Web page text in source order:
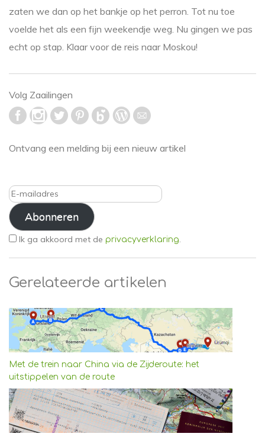
zaten we dan op het bankje op het perron. Tot nu toe
voelde het als een fijn weekendje weg. Nu gingen we pas
echt op stap. Klaar voor de reis naar Moskou!
Volg Zaailingen
Ontvang een melding bij een nieuw artikel
E-
mailadresAbonneren
Ik ga akkoord met de privacyverklaring.
Gerelateerde artikelen
Met de trein naar China via de Zijderoute: het
uitstippelen van de route